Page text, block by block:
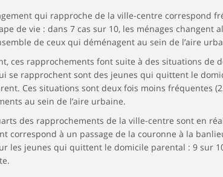
qui rapproche de la ville-centre correspond
de vie : dans 7 cas sur 10, les ménages changent
de ceux qui déménagent au sein de l’aire
ces rapprochements font suite à des situations de
se rapprochent sont des jeunes qui quittent le
Ces situations sont deux fois moins fréquentes
au sein de l’aire urbaine.
des rapprochements de la ville-centre sont en
correspond à un passage de la couronne à la
les jeunes qui quittent le domicile parental : 9 sur